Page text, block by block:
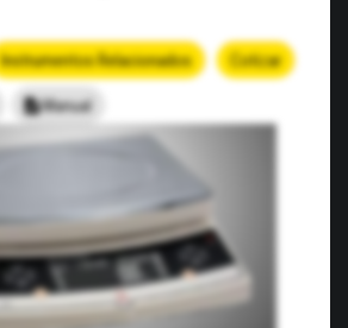
Cotizar
Instrumentos Relacionados
Manual